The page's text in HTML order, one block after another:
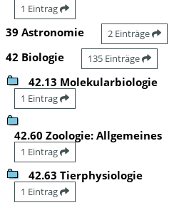
1 Eintrag
39 Astronomie 2 Einträge
42 Biologie 135 Einträge
42.13 Molekularbiologie
1 Eintrag
42.60 Zoologie: Allgemeines
1 Eintrag
42.63 Tierphysiologie
1 Eintrag